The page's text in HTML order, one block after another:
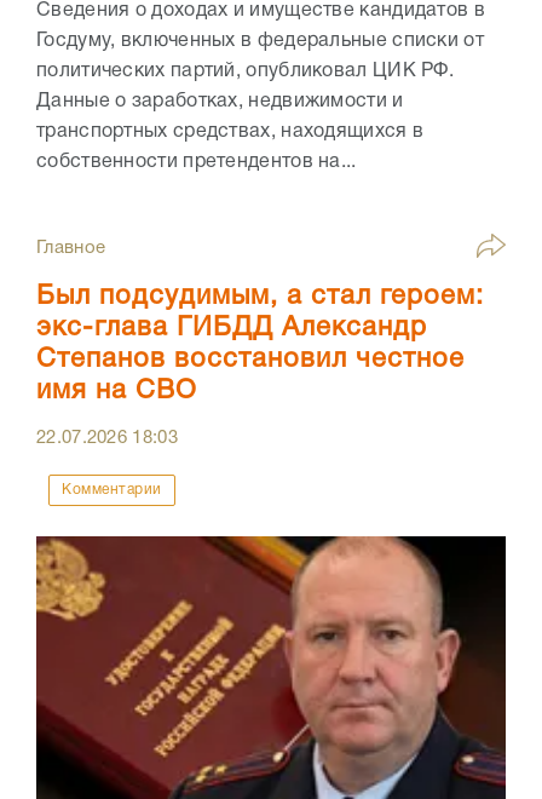
Сведения о доходах и имуществе кандидатов в
Госдуму, включенных в федеральные списки от
политических партий, опубликовал ЦИК РФ.
Данные о заработках, недвижимости и
транспортных средствах, находящихся в
собственности претендентов на...
Главное
Был подсудимым, а стал героем:
экс-глава ГИБДД Александр
Степанов восстановил честное
имя на СВО
22.07.2026 18:03
Комментарии